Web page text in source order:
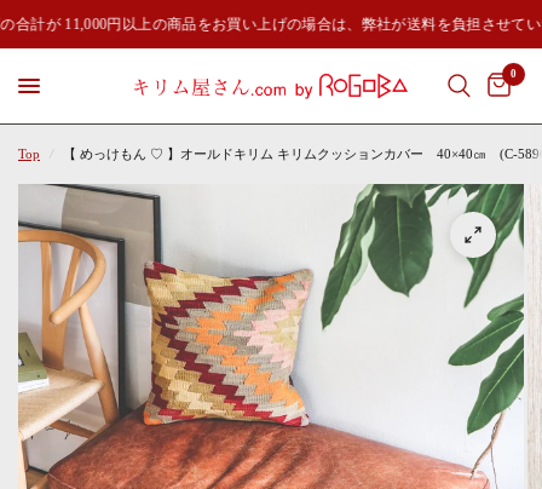
合計が 11,000円以上の商品をお買い上げの場合は、弊社が送料を負担させて
0
Top / 【 めっけもん ♡ 】オールドキリム キリムクッションカバー 40×40㎝ (C-